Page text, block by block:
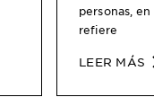
personas,
refiere
LEER MÁS